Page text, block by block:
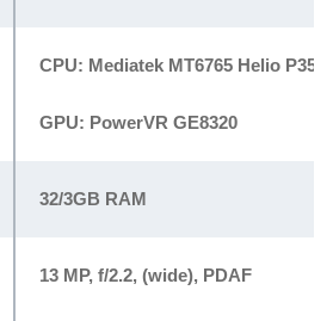
CPU: Mediatek MT6765 Helio P35
GPU: PowerVR GE8320
32/3GB RAM
13 MP, f/2.2, (wide), PDAF